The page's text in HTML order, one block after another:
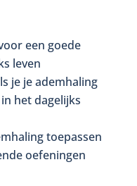
een goede
leven
je je ademhaling
het dagelijks
toepassen
oefeningen